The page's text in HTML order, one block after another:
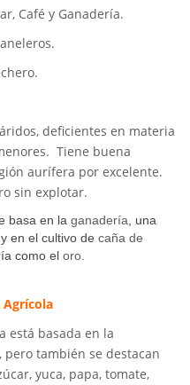
Café y Ganadería.
deficientes en materia
Tiene buena
aurífera por excelente.
sin explotar.
basa en la ganadería , una
en el cultivo de caña de
como el oro.
Agrícola
está basada en la
también se destacan
yuca, papa, tomate,